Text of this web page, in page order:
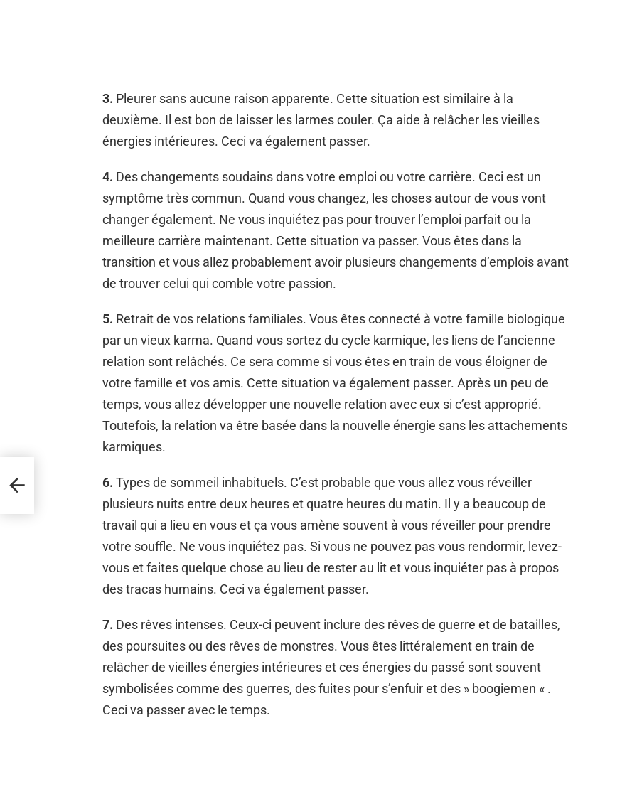
3. Pleurer sans aucune raison apparente. Cette situation est similaire à la
deuxième. Il est bon de laisser les larmes couler. Ça aide à relâcher les vieilles
énergies intérieures. Ceci va également passer.
4. Des changements soudains dans votre emploi ou votre carrière. Ceci est un
symptôme très commun. Quand vous changez, les choses autour de vous vont
changer également. Ne vous inquiétez pas pour trouver l’emploi parfait ou la
meilleure carrière maintenant. Cette situation va passer. Vous êtes dans la
transition et vous allez probablement avoir plusieurs changements d’emplois avant
de trouver celui qui comble votre passion.
5. Retrait de vos relations familiales. Vous êtes connecté à votre famille biologique
par un vieux karma. Quand vous sortez du cycle karmique, les liens de l’ancienne
relation sont relâchés. Ce sera comme si vous êtes en train de vous éloigner de
votre famille et vos amis. Cette situation va également passer. Après un peu de
temps, vous allez développer une nouvelle relation avec eux si c’est approprié.
Toutefois, la relation va être basée dans la nouvelle énergie sans les attachements
karmiques.
6. Types de sommeil inhabituels. C’est probable que vous allez vous réveiller
plusieurs nuits entre deux heures et quatre heures du matin. Il y a beaucoup de
travail qui a lieu en vous et ça vous amène souvent à vous réveiller pour prendre
votre souffle. Ne vous inquiétez pas. Si vous ne pouvez pas vous rendormir, levez-
vous et faites quelque chose au lieu de rester au lit et vous inquiéter pas à propos
des tracas humains. Ceci va également passer.
7. Des rêves intenses. Ceux-ci peuvent inclure des rêves de guerre et de batailles,
des poursuites ou des rêves de monstres. Vous êtes littéralement en train de
relâcher de vieilles énergies intérieures et ces énergies du passé sont souvent
symbolisées comme des guerres, des fuites pour s’enfuir et des » boogiemen « .
Ceci va passer avec le temps.